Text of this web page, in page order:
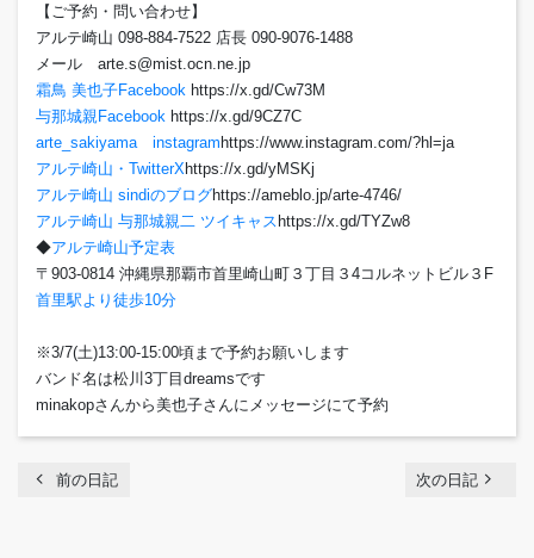
【ご予約・問い合わせ】
アルテ崎山 098-884-7522 店長 090-9076-1488
メール arte.s@mist.ocn.ne.jp
霜鳥 美也子Facebook https://x.gd/Cw73M
与那城親Facebook https://x.gd/9CZ7C
arte_sakiyama instagramhttps://www.instagram.com/?hl=ja
アルテ崎山・TwitterXhttps://x.gd/yMSKj
アルテ崎山 sindiのブログhttps://ameblo.jp/arte-4746/
アルテ崎山 与那城親二 ツイキャス https://x.gd/TYZw8
◆アルテ崎山予定表
〒903-0814 沖縄県那覇市首里崎山町３丁目３4コルネットビル３F
首里駅より徒歩10分
※3/7(土)13:00-15:00頃まで予約お願いします
バンド名は松川3丁目dreamsです
minakopさんから美也子さんにメッセージにて予約
chevron_left 前の日記 次の日記 navigate_next